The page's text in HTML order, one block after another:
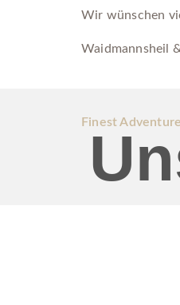
Wir wünschen
Waidmannsheil
Finest Adventure